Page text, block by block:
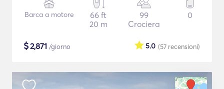
Barca a motore
66 ft
20 m
99
Crociera
0
$2,871 /giorno (57 recensioni)
5.0